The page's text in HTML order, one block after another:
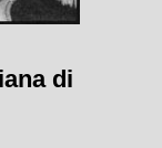
di